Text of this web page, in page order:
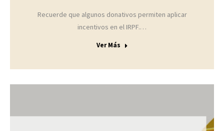
Recuerde que algunos donativos permiten aplicar
incentivos en el IRPF.…
Ver Más